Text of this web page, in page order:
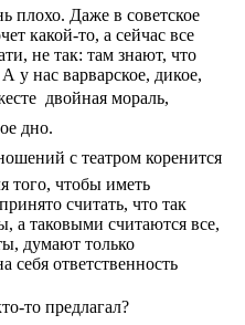
плохо. Даже в советское
какой-то, а сейчас все
не так: там знают, что
у нас варварское, дикое,
 двойная мораль,
дно.
с театром коренится
того, чтобы иметь
считать, что так
а таковыми считаются все,
думают только
себя ответственность
то предлагал?